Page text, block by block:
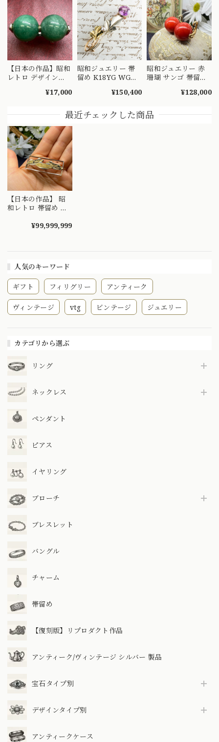
人気のキーワード
ギフト フィリグリー アンティーク
ヴィンテージ vtg ビンテージ ジュエリー
カテゴリから選ぶ
リング
ネックレス
ペンダント
ピアス
イヤリング
ブローチ
ブレスレット
バングル
チャーム
帯留め
【復刻版】リプロダクト作品
アンティーク/ヴィンテージ シルバー 製品
宝石タイプ別
デザインタイプ別
アンティークケース
【日本の作品】昭和
レトロ デザイン
ンチュリン2珠の帯
¥17,000
昭和ジュエリー 帯
留め K18YG WG
ージ 昭和レトロ ア
ールヌーボーデザイ
ン 和装ジュエリー
¥150,400
昭和ジュエリー 赤
珊瑚 サンゴ 帯留め
昭和レトロ コーラ
ー 帯どめ
MOTH00026
¥128,000
最近チェックした商品
【日本の作品】 昭
和レトロ 帯留め シ
吉報・扇子 透かし
¥99,999,999